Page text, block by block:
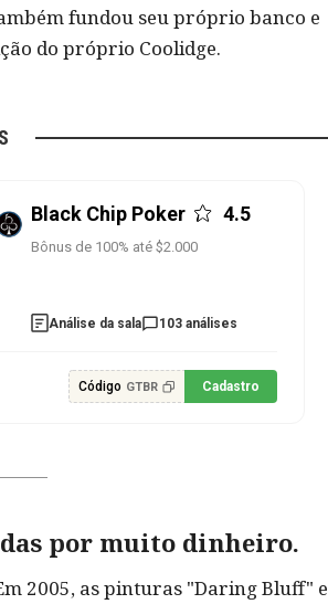
fundou seu próprio banco e
do próprio Coolidge.
Black Chip Poker 4.5
Bônus de 100% até $2.000
Análise da sala 103 análises
Código GTBR Cadastro
por muito dinheiro.
2005, as pinturas "Daring Bluff" e